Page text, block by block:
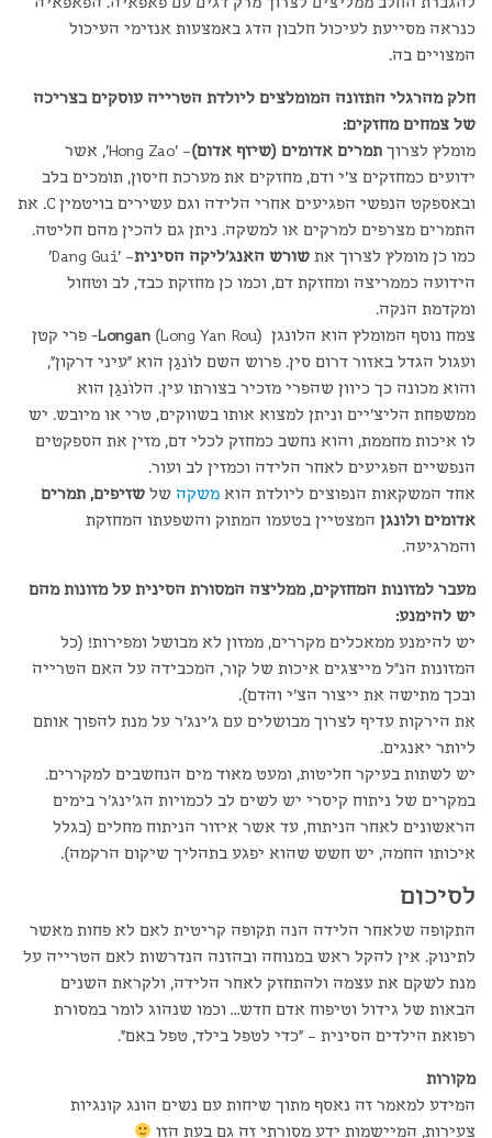
כנראה מסייעת לעיכול חלבון הדג באמצעות אנזימי העיכול
המצויים בה.
חלק מהרגלי התזונה המומלצים ליולדת הטרייה עוסקים בצריכה
של צמחים מחזקים:
מומלץ לצרוך תמרים אדומים (שיזף אדום)
– 'Hong Zao', אשר
ידועים כמחזקים צ'י ודם, מחזקים את מערכת חיסון, תומכים בלב
ובאספקט הנפשי הפגיעים אחרי הלידה וגם עשירים בויטמין C. את
התמרים מצרפים למרקים או למשקה. ניתן גם להכין מהם חליטה.
כמו כן מומלץ לצרוך את שורש האנג'ליקה הסינית
– 'Dang Gui'
הידועה כממריצה ומחזקת דם, וכמו כן מחזקת כבד, לב וטחול
ומקדמת הנקה.
צמח נוסף המומלץ הוא הלונגן (
Longan(Long Yan Rou- פרי קטן
ועגול הגדל באזור דרום סין. פרוש השם לוֹנגַן הוא "עיני דרקון",
והוא מכונה כך כיוון שהפרי מזכיר בצורתו עין. הלוֹנגַן הוא
ממשפחת הליצ'יים וניתן למצוא אותו בשווקים, טרי או מיובש. יש
לו איכות מחממת, והוא נחשב כמחזק לכלי דם, מזין את הספקטים
הנפשיים הפגיעים לאחר הלידה וכמזין לב ועור.
אחד המשקאות הנפוצים ליולדת הוא משקה של שזיפים, תמרים
אדומים ולונגן המצטיין בטעמו המתוק והשפעתו המחזקת
והמרגיעה.
מעבר למזונות המחזקים, ממליצה המסורת הסינית על מזונות מהם
יש להימנע:
יש להימנע ממאכלים מקררים, ממזון לא מבושל ומפירות! (כל
המזונות הנ"ל מייצגים איכות של קור, המכבידה על האם הטרייה
ובכך מתישה את ייצור הצ'י והדם).
את הירקות עדיף לצרוך מבושלים עם ג'ינג'ר על מנת להפוך אותם
ליותר יאנגים.
יש לשתות בעיקר חליטות, ומעט מאוד מים הנחשבים למקררים.
במקרים של ניתוח קיסרי יש לשים לב לכמויות הג'ינג'ר בימים
הראשונים לאחר הניתוח, עד אשר איזור הניתוח מחלים (בגלל
איכותו החמה, יש חשש שהוא יפגע בתהליך שיקום הרקמה).
לסיכום
התקופה שלאחר הלידה הנה תקופה קריטית לאם לא פחות מאשר
לתינוק. אין להקל ראש במנוחה ובהזנה הנדרשות לאם הטרייה על
מנת לשקם את עצמה ולהתחזק לאחר הלידה, ולקראת השנים
הבאות של גידול וטיפוח אדם חדש… וכמו שנהוג לומר במסורת
רפואת הילדים הסינית – "כדי לטפל בילד, טפל באם".
מקורות
המידע למאמר זה נאסף מתוך שיחות עם נשים הונג קונגיות
צעירות, המיישמות ידע מסורתי זה גם בעת הזו